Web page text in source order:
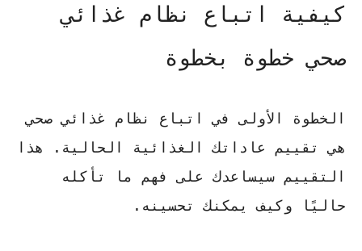
كيفية اتباع نظام غذائي
صحي خطوة بخطوة
الخطوة الأولى في اتباع نظام غذائي صحي
هي تقييم عاداتك الغذائية الحالية. هذا
التقييم سيساعدك على فهم ما تأكله
حاليًا وكيف يمكنك تحسينه.